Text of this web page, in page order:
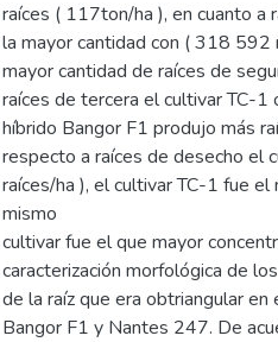
raíces ( 117ton/ha ), en cuanto a
la mayor cantidad con ( 318
mayor cantidad de raíces de
raíces de tercera el cultivar TC-
híbrido Bangor F1 produjo más
respecto a raíces de desecho el
raíces/ha ), el cultivar TC-1 fue
mismo
cultivar fue el que mayor
caracterización morfológica de
de la raíz que era obtriangular
Bangor F1 y Nantes 247. De